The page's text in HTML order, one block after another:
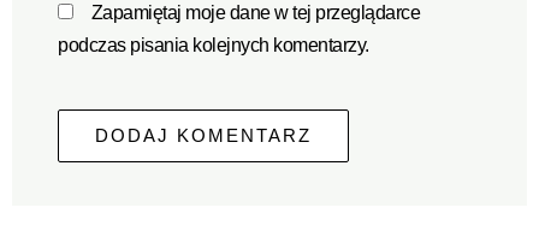
Zapamiętaj moje dane w tej przeglądarce
podczas pisania kolejnych komentarzy.